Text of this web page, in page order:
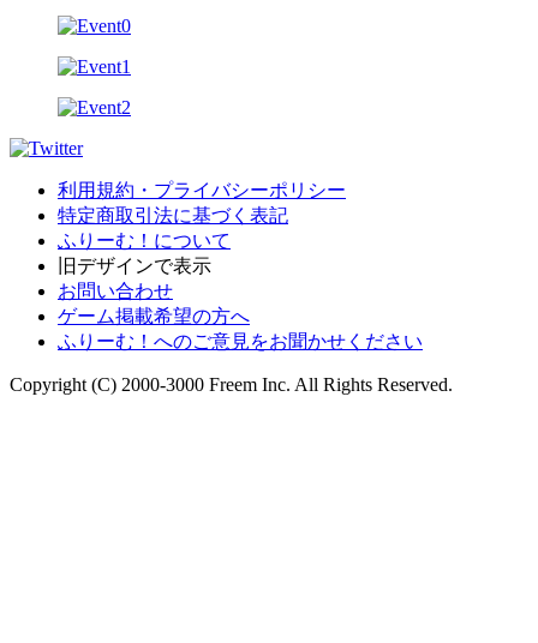
利用規約・プライバシーポリシー
特定商取引法に基づく表記
ふりーむ！について
旧デザインで表示
お問い合わせ
ゲーム掲載希望の方へ
ふりーむ！へのご意見をお聞かせください
Copyright (C) 2000-3000 Freem Inc. All Rights Reserved.